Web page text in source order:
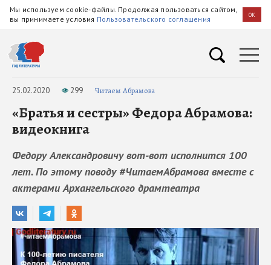
Мы используем cookie-файлы. Продолжая пользоваться сайтом,
вы принимаете условия Пользовательского соглашения OK
25.02.2020 299 Читаем Абрамова
«Братья и сестры» Федора Абрамова:
видеокнига
Федору Александровичу вот-вот исполнится 100
лет. По этому поводу #ЧитаемАбрамова вместе с
актерами Архангельского драмтеатра